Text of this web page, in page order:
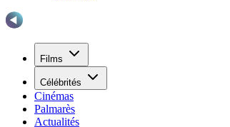
Films
Célébrités
Cinémas
Palmarès
Actualités